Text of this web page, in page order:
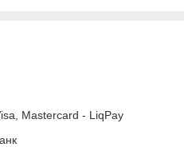
Mastercard - LiqPay